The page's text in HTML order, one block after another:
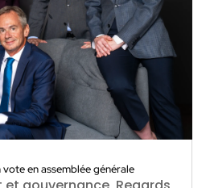
en assemblée générale